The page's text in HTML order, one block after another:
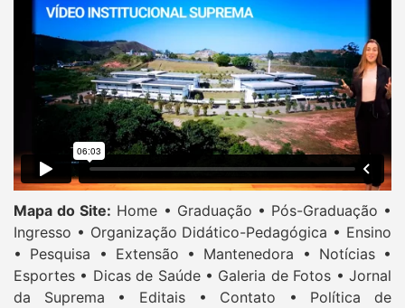
Mapa do Site: Home • Graduação • Pós-Graduação •
Ingresso • Organização Didático-Pedagógica • Ensino
• Pesquisa • Extensão • Mantenedora • Notícias •
Esportes • Dicas de Saúde • Galeria de Fotos • Jornal
da Suprema •
Editais • Contato •
Política de